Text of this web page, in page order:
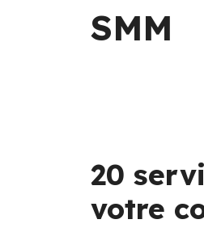
SMM
20
votre